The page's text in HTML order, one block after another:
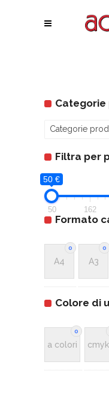
Categorie
Filtra per
50 €
50 162
Formato
0
A4
0
A3
Colore di
0
a colori